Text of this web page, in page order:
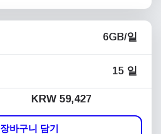
6GB/일
15 일
KRW 59,427
장바구니 담기